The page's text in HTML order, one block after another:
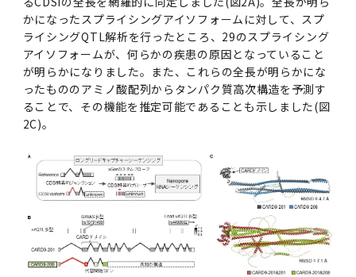
かになったスプライシングアイソフォームに対して、スプ
ライシングQTL解析を行ったところ、29のスプライシング
アイソフォームが、何らかの疾患の原因となっていること
が明らかになりました。また、これらの全長が明らかにな
ったもののアミノ酸配列からタンパク質高次構造を予測す
ることで、その機能を推定可能であることも示しました(図
2C)。